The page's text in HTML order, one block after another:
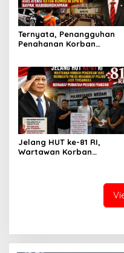
Ternyata, Penangguhan
Penahanan Korban
Setelah Membantu Polisi
Menangkap Maling Atas
Atensi Ketua Komisi III DPR
RI Bapak Habiburokhman
Jelang HUT ke-81 RI,
Wartawan Korban